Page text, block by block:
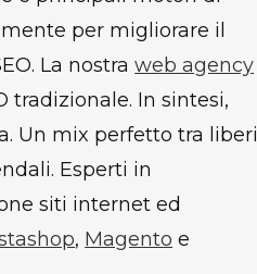
per migliorare il
La nostraweb agency
tradizionale. In sintesi,
Un mix perfetto tra liberi
Esperti in
siti internet ed
, Magento e